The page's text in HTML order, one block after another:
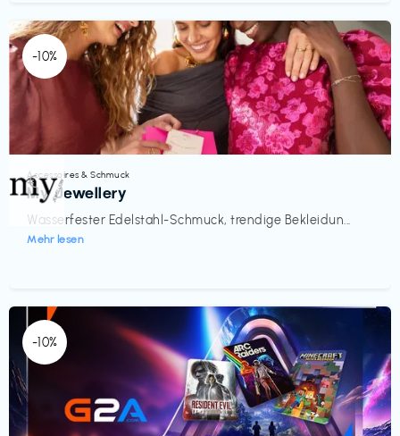
-10%
Accessoires & Schmuck
My Jewellery
Wasserfester Edelstahl-Schmuck, trendige Bekleidun...
Mehr lesen
€‎
-10%